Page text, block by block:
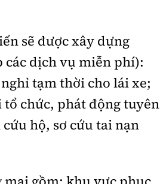
xây dựng
thao
sẽ được xây dựng
các dịch vụ miễn phí):
tạm thời cho lái xe;
chức, phát động tuyên
hộ, sơ cứu tai nạn